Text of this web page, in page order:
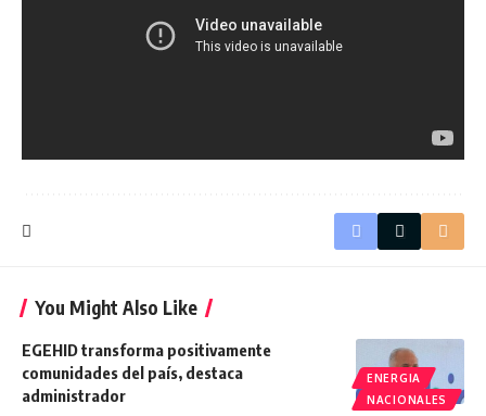
You Might Also Like
ENERGIA
NACIONALES
EGEHID transforma positivamente
comunidades del país, destaca
administrador